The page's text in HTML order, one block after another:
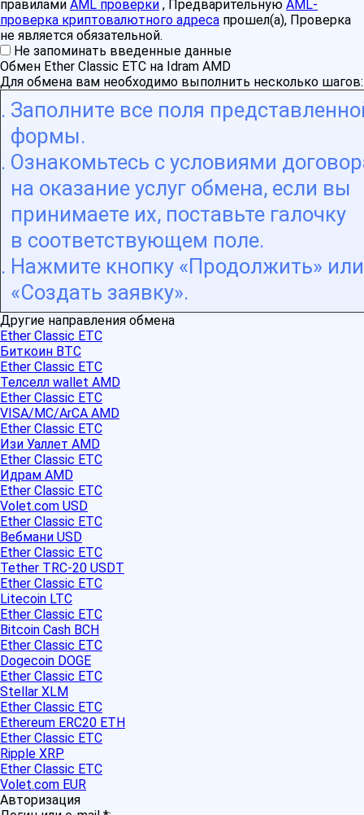
правилами AML проверки , Предварительную AML-
проверка криптовалютного адреса прошел(а), Проверка
не является обязательной.
Не запоминать введенные данные
Обмен Ether Classic ETC на Idram AMD
Для обмена вам необходимо выполнить несколько шагов:
Заполните все поля
формы.
Ознакомьтесь с условиями
на оказание услуг обмена, если вы
принимаете их, поставьте галочку
в соответствующем поле.
Нажмите кнопку «Продолжить» или
«Создать заявку».
Другие направления обмена
Ether Classic ETC
Биткоин BTC
Ether Classic ETC
Телселл wallet AMD
Ether Classic ETC
VISA/MC/ArCA AMD
Ether Classic ETC
Изи Уаллет AMD
Ether Classic ETC
Идрам AMD
Ether Classic ETC
Volet.com USD
Ether Classic ETC
Вебмани USD
Ether Classic ETC
Tether TRC-20 USDT
Ether Classic ETC
Litecoin LTC
Ether Classic ETC
Bitcoin Cash BCH
Ether Classic ETC
Dogecoin DOGE
Ether Classic ETC
Stellar XLM
Ether Classic ETC
Ethereum ERC20 ETH
Ether Classic ETC
Ripple XRP
Ether Classic ETC
Volet.com EUR
Авторизация